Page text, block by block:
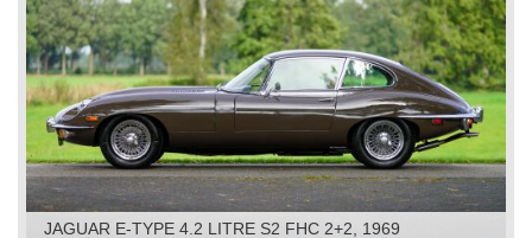
JAGUAR E-TYPE 4.2 LITRE S2 FHC 2+2, 1969